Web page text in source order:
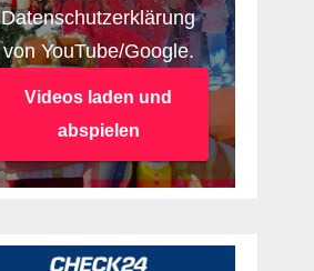
Datenschutzerklärung
von YouTube/Google.
Videos laden und
abspielen